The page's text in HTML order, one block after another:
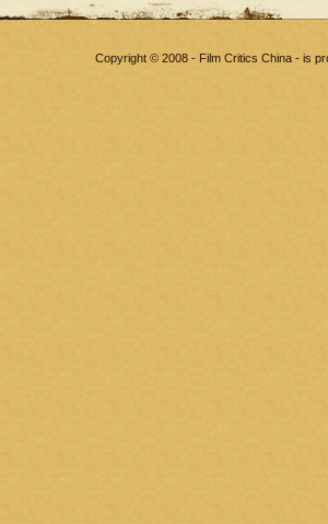
Copyright © 2008 - Film Critics China - is